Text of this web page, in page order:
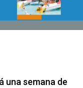
una semana de